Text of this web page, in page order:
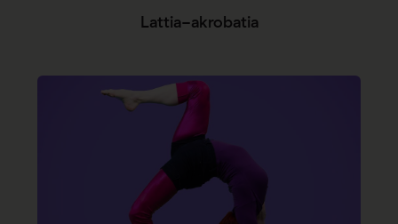
Lattia-akrobatia